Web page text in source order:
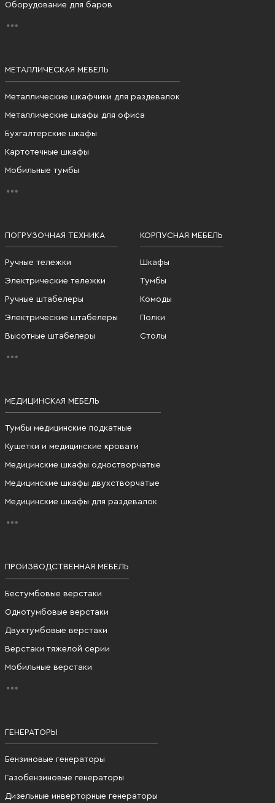
Оборудование для баров
МЕТАЛЛИЧЕСКАЯ МЕБЕЛЬ
Металлические шкафчики для раздевалок
Металлические шкафы для офиса
Бухгалтерские шкафы
Картотечные шкафы
Мобильные тумбы
ПОГРУЗОЧНАЯ ТЕХНИКА
Ручные тележки
Электрические тележки
Ручные штабелеры
Электрические штабелеры
Высотные штабелеры
КОРПУСНАЯ МЕБЕЛЬ
Шкафы
Тумбы
Комоды
Полки
Столы
МЕДИЦИНСКАЯ МЕБЕЛЬ
Тумбы медицинские подкатные
Кушетки и медицинские кровати
Медицинские шкафы одностворчатые
Медицинские шкафы двухстворчатые
Медицинские шкафы для раздевалок
ПРОИЗВОДСТВЕННАЯ МЕБЕЛЬ
Бестумбовые верстаки
Однотумбовые верстаки
Двухтумбовые верстаки
Верстаки тяжелой серии
Мобильные верстаки
ГЕНЕРАТОРЫ
Бензиновые генераторы
Газобензиновые генераторы
Дизельные инверторные генераторы